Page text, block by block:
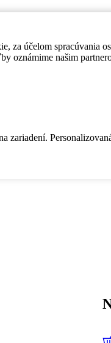
za účelom spracúvania
oznámime našim